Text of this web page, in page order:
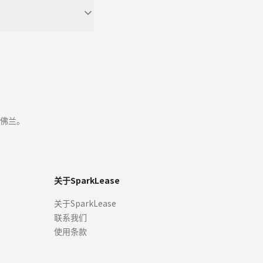
兰。
关于SparkLease
关于SparkLease
联系我们
使用条款